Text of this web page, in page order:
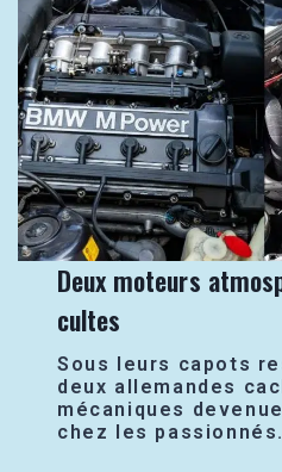
Deux moteurs
cultes
Sous leurs capots
deux allemandes
mécaniques
chez les passionnés.